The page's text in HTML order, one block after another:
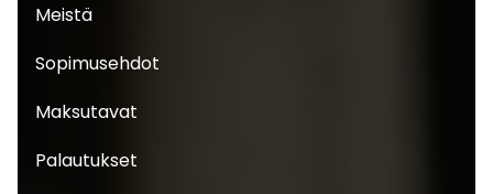
Meistä
Sopimusehdot
Maksutavat
Palautukset